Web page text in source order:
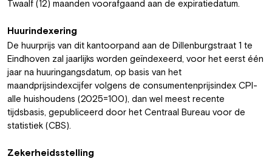
Twaalf (12) maanden voorafgaand aan de expiratiedatum.
Huurindexering
De huurprijs van dit kantoorpand aan de Dillenburgstraat 1 te
Eindhoven zal jaarlijks worden geïndexeerd, voor het eerst één
jaar na huuringangsdatum, op basis van het
maandprijsindexcijfer volgens de consumentenprijsindex CPI-
alle huishoudens (2025=100), dan wel meest recente
tijdsbasis, gepubliceerd door het Centraal Bureau voor de
statistiek (CBS).
Zekerheidsstelling